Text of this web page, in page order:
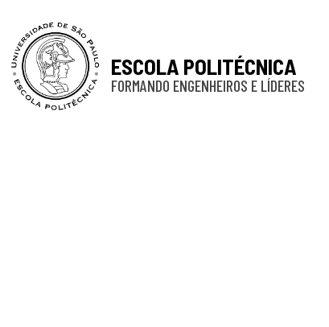
ESCOLA POLITÉCNICA
FORMANDO ENGENHEIROS E LÍDERES